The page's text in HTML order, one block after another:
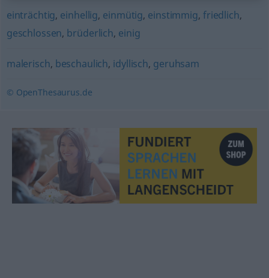
einträchtig, einhellig, einmütig, einstimmig,friedlich,
geschlossen, brüderlich, einig
malerisch, beschaulich, idyllisch, geruhsam
© OpenThesaurus.de